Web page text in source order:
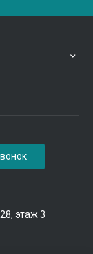
этаж 3